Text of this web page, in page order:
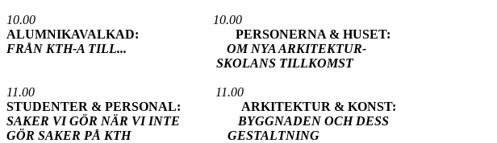
10.00 10.00
ALUMNIKAVALKAD: PERSONERNA & HUSET:
FRÅN KTH-A TILL... OM NYA ARKITEKTUR-
SKOLANS TILLKOMST
11.00 11.00
STUDENTER & PERSONAL: ARKITEKTUR & KONST:
SAKER VI GÖR NÄR VI INTE BYGGNADEN OCH DESS
GÖR SAKER PÅ KTH GESTALTNING